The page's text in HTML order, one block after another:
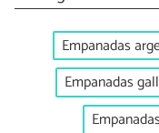
Empanadas
Empanadas